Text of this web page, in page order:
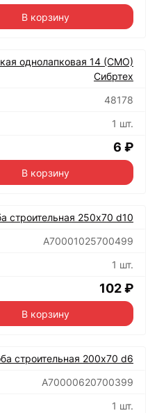
В корзину
однолапковая 14 (СМО)
Сибртех
48178
1 шт.
6 ₽
В корзину
строительная 250х70 d10
А70001025700499
1 шт.
102 ₽
В корзину
строительная 200х70 d6
А70000620700399
1 шт.